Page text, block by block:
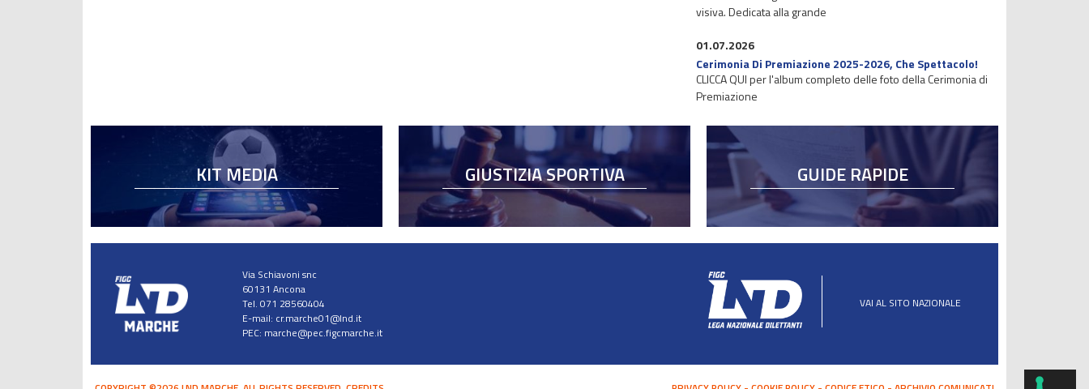
visiva. Dedicata alla grande
01.07.2026
Cerimonia Di Premiazione 2025-2026, Che Spettacolo!
CLICCA QUI per l'album completo delle foto della Cerimonia di
Premiazione
KIT MEDIA GIUSTIZIA SPORTIVA GUIDE RAPIDE
Via Schiavoni snc
60131 Ancona
Tel. 071 28560404
E-mail: cr.marche01@lnd.it
PEC: marche@pec.figcmarche.it
VAI AL SITO NAZIONALE